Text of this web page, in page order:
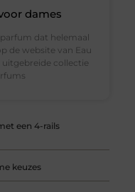
een 4-rails
keuzes
dames
dat helemaal
de website van Eau
uitgebreide collectie